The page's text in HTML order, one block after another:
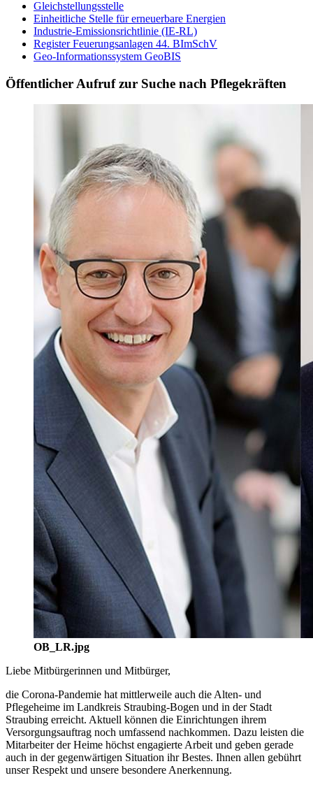
Gleichstellungsstelle
Einheitliche Stelle für erneuerbare Energien
Industrie-Emissionsrichtlinie (IE-RL)
Register Feuerungsanlagen 44. BImSchV
Geo-Informationssystem GeoBIS
Öffentlicher Aufruf zur Suche nach Pflegekräften
OB_LR.jpg
Liebe Mitbürgerinnen und Mitbürger,
die Corona-Pandemie hat mittlerweile auch die Alten- und
Pflegeheime im Landkreis Straubing-Bogen und in der Stadt
Straubing erreicht. Aktuell können die Einrichtungen ihrem
Versorgungsauftrag noch umfassend nachkommen. Dazu leisten die
Mitarbeiter der Heime höchst engagierte Arbeit und geben gerade
auch in der gegenwärtigen Situation ihr Bestes. Ihnen allen gebührt
unser Respekt und unsere besondere Anerkennung.